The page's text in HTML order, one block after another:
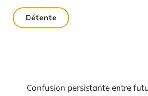
Détente
Confusion persistante entre